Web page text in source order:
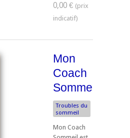
0,00 €
Mon
Coach
Sommeil
Troubles du
sommeil
Mon Coach